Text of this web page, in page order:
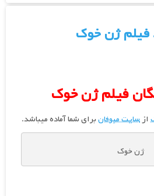
فیلم ژن خوک
فیلم ژن خوک
ازسایت میوفانبرای شما آماده میباشد.
ژن خوک